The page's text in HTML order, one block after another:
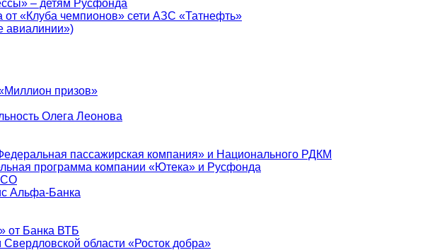
– детям Русфонда
от «Клуба чемпионов» сети АЗС «Татнефть»
авиалинии»)
призов»
Олега Леонова
пассажирская компания» и Национального РДКМ
программа компании «Ютека» и Русфонда
Альфа-Банка
от Банка ВТБ
области «Росток добра»